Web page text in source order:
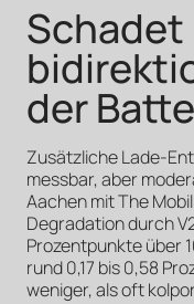
Schadet
der
Zusätzliche Lade-
messbar, aber
Aachen mit The
Degradation durch
Prozentpunkte über
rund 0,17 bis 0,58
weniger, als oft